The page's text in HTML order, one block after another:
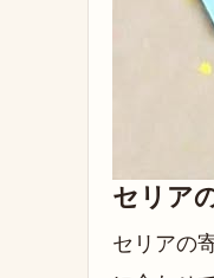
セリア
セリアの